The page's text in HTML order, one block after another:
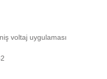
voltaj uygulaması